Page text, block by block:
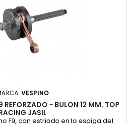
VESPINO
REFORZADO - BULON 12 MM. TOP
JASIL
F9, con estriado en la espiga del